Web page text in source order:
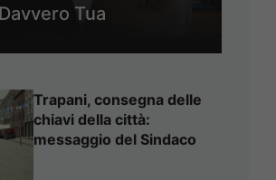
Tua
Trapani, consegna delle
chiavi della città:
messaggio del Sindaco